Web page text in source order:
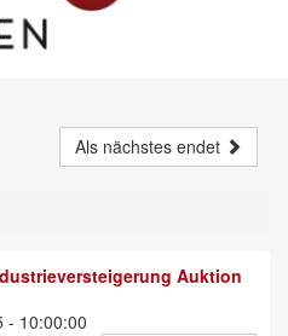
Als nächstes endet
Auktion
- 10:00:00